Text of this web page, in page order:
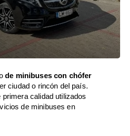
de minibuses con chófer
ciudad o rincón del país.
calidad utilizados
de minibuses en